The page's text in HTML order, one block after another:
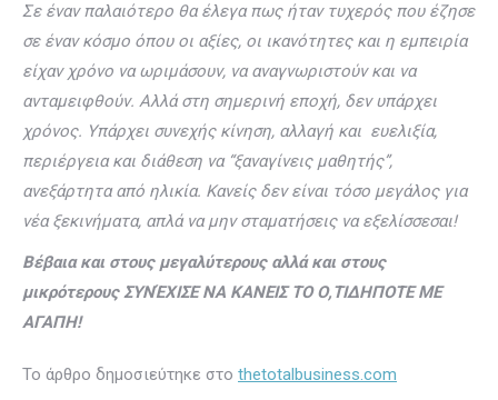
Σε έναν παλαιότερο θα έλεγα πως ήταν τυχερός που έζησε
σε έναν κόσμο όπου οι αξίες, οι ικανότητες και η εμπειρία
είχαν χρόνο να ωριμάσουν, να αναγνωριστούν και να
ανταμειφθούν. Αλλά στη σημερινή εποχή, δεν υπάρχει
χρόνος. Υπάρχει συνεχής κίνηση, αλλαγή και ευελιξία,
περιέργεια και διάθεση να “ξαναγίνεις μαθητής”,
ανεξάρτητα από ηλικία. Κανείς δεν είναι τόσο μεγάλος για
νέα ξεκινήματα, απλά να μην σταματήσεις να εξελίσσεσαι!
Βέβαια και στους μεγαλύτερους αλλά και στους
μικρότερους ΣΥΝΈΧΙΣΕ ΝΑ ΚΑΝΕΙΣ ΤΟ Ο,ΤΙΔΗΠΟΤΕ ΜΕ
ΑΓΑΠΗ!
Το άρθρο δημοσιεύτηκε στο thetotalbusiness.com